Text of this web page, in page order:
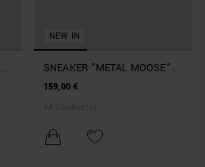
NEW IN
SNEAKER "METAL MOOSE"
VERT MILITAIRE FONCÉ EN
PLATEFORME
159,00 €
+ 4 Couleur(s)